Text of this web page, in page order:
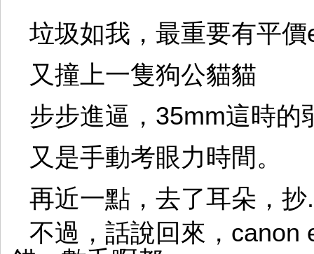
垃圾如我，最重要有平
又撞上一隻狗公貓貓
步步進逼，35mm這時的
又是手動考眼力時間。
再近一點，去了耳朵，抄
不過，話說回來，canon